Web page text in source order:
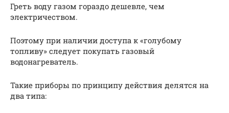
Греть воду газом гораздо дешевле, чем
электричеством.
Поэтому при наличии доступа к «голубому
топливу» следует покупать газовый
водонагреватель.
Такие приборы по принципу действия делятся на
два типа: